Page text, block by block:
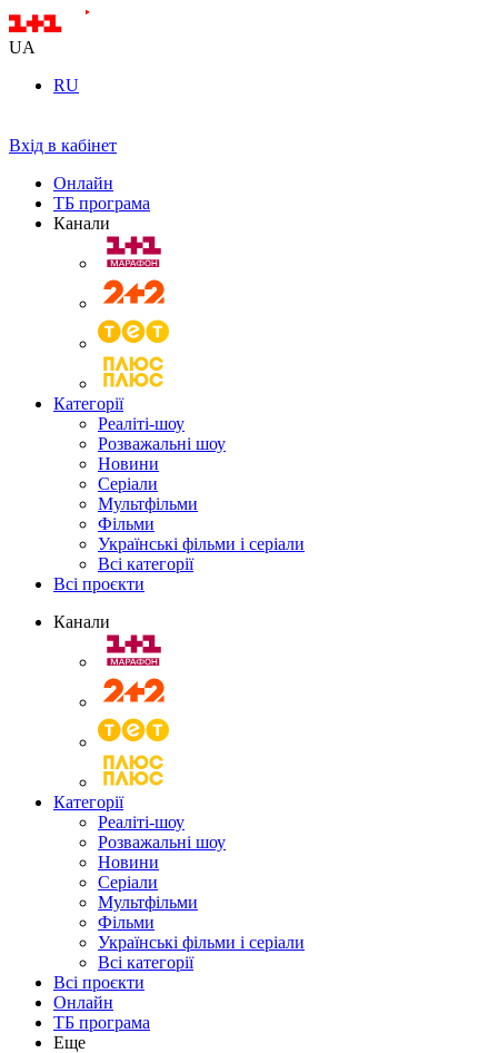
UA
RU
Вхід в кабінет
Онлайн
ТБ програма
Канали
Категорії
Реаліті-шоу
Розважальні шоу
Новини
Серіали
Мультфільми
Фільми
Українські фільми і серіали
Всі категорії
Всі проєкти
Канали
Категорії
Реаліті-шоу
Розважальні шоу
Новини
Серіали
Мультфільми
Фільми
Українські фільми і серіали
Всі категорії
Всі проєкти
Онлайн
ТБ програма
Еще